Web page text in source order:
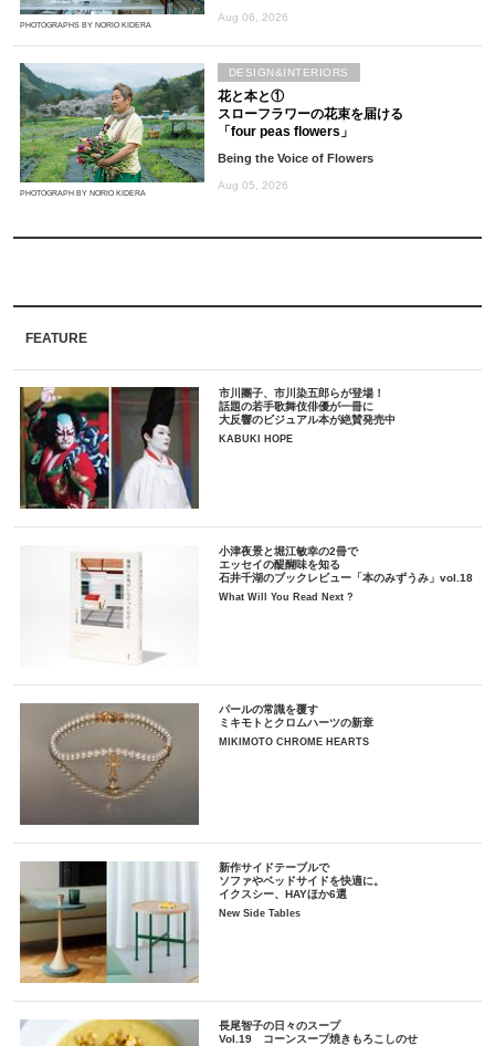
PHOTOGRAPHS BY NORIO KIDERA
Aug 06, 2026
PHOTOGRAPH BY NORIO KIDERA
花と本と①
スローフラワーの花束を届ける
「four peas flowers」
Being the Voice of Flowers
Aug 05, 2026
DESIGN&INTERIORS
FEATURE
市川團子、市川染五郎らが登場！
話題の若手歌舞伎俳優が一冊に
大反響のビジュアル本が絶賛発売中
KABUKI HOPE
小津夜景と堀江敏幸の2冊で
エッセイの醍醐味を知る
石井千湖のブックレビュー「本のみずうみ」vol.18
What Will You Read Next ?
パールの常識を覆す
ミキモトとクロムハーツの新章
MIKIMOTO CHROME HEARTS
新作サイドテーブルで
ソファやベッドサイドを快適に。
イクスシー、HAYほか6選
New Side Tables
長尾智子の日々のスープ
Vol.19 コーンスープ焼きもろこしのせ